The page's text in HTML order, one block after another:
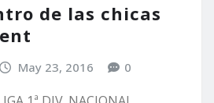
de las chicas
May 23, 2016 0